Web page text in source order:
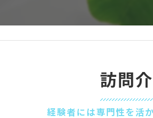
訪問
経験者には専門性を活